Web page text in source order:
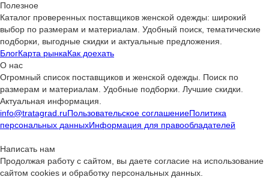
Полезное
Каталог проверенных поставщиков женской одежды: широкий
выбор по размерам и материалам. Удобный поиск, тематические
подборки, выгодные скидки и актуальные предложения.
БлогКарта рынкаКак доехать
О нас
Огромный список поставщиков и женской одежды. Поиск по
размерам и материалам. Удобные подборки. Лучшие скидки.
Актуальная информация.
info@tratagrad.ruПользовательское соглашениеПолитика
персональных данныхИнформация для правообладателей
Написать нам
Продолжая работу с сайтом, вы даете согласие на использование
сайтом cookies и обработку персональных данных.